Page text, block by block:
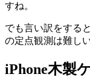
すね。
でも言い訳をする
の定点観測は難し
iPhone木製